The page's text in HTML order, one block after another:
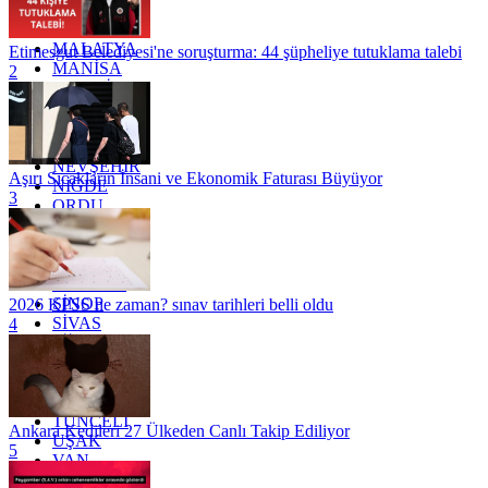
KÜTAHYA
KİLİS
MALATYA
MANİSA
MARDİN
MERSİN
MUĞLA
MUŞ
NEVŞEHİR
NİĞDE
ORDU
OSMANİYE
RİZE
SAKARYA
SAMSUN
SİNOP
SİVAS
SİİRT
TEKİRDAĞ
TOKAT
TRABZON
TUNCELİ
UŞAK
VAN
YALOVA
Etimesgut Belediyesi'ne soruşturma: 44 şüpheliye tutuklama talebi
2
Aşırı Sıcakların İnsani ve Ekonomik Faturası Büyüyor
3
2026 KPSS ne zaman? sınav tarihleri belli oldu
4
Ankara Kedileri 27 Ülkeden Canlı Takip Ediliyor
5